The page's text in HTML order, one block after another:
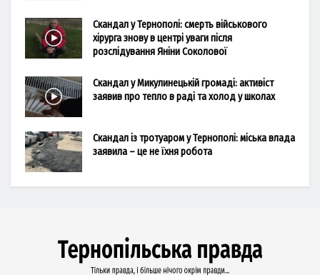
Скандал у Тернополі: смерть військового
хірурга знову в центрі уваги після
розслідування Яніни Соколової
Скандал у Микулинецькій громаді: активіст
заявив про тепло в раді та холод у школах
Скандал із тротуаром у Тернополі: міська влада
заявила – це не їхня робота